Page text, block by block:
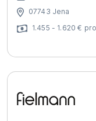
07743 Jena
1.455 - 1.620 €